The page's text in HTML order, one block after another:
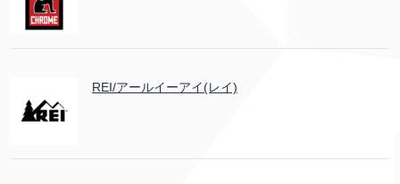
REI/アールイーアイ(レイ)